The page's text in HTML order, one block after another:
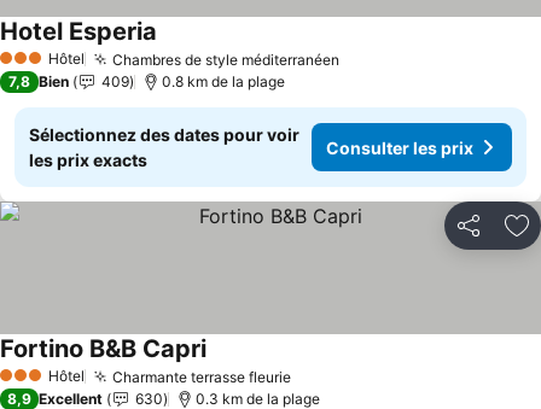
3 ÉtoilesHôtel Chambres de style méditerranéen
Hotel Esperia
7,8 Bien 409 0.8 km de la plage
Sélectionnez des dates pour voir
les prix exacts
Consulter les prix
Partager
3 ÉtoilesHôtel Charmante terrasse fleurie
Fortino B&B Capri
8,9 Excellent 630 0.3 km de la plage